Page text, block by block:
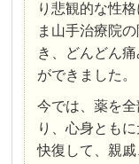
り悲観的な性
ま山手治療院
き、どんどん
ができました。
今では、薬を
り、心身とも
快復して、親